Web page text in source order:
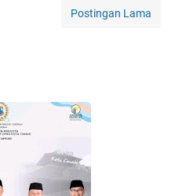
Postingan Lama